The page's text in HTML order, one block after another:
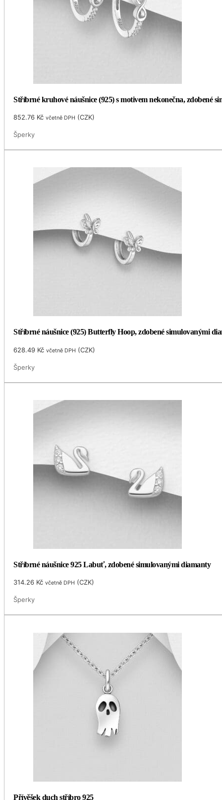
Stříbrné kruhové náušnice (925) s motivem nekonečna, zdobené
852.76 Kč včetně DPH (CZK)
Šperky
Stříbrné náušnice (925) Butterfly Hoop, zdobené simulovanými
628.49 Kč včetně DPH (CZK)
Šperky
Stříbrné náušnice 925 Labuť, zdobené simulovanými diamanty
314.26 Kč včetně DPH (CZK)
Šperky
Přívěšek duch stříbro 925